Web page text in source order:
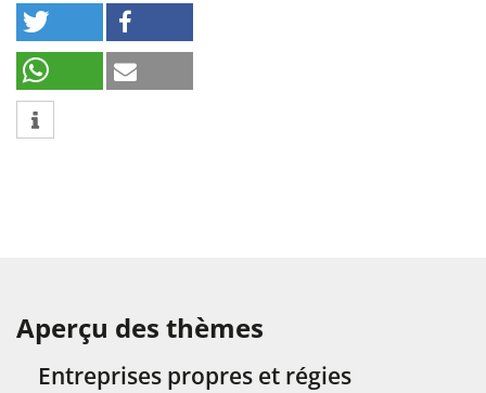
Aperçu des thèmes
Entreprises propres et régies